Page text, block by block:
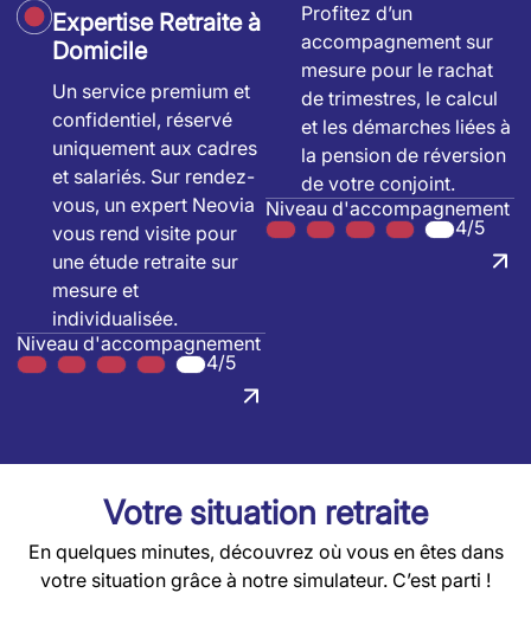
Expertise Retraite à
Domicile
Un service premium et
confidentiel, réservé
uniquement aux cadres
et salariés. Sur rendez-
vous, un expert Neovia
vous rend visite pour
une étude retraite sur
mesure et
individualisée.
Niveau d'accompagnement
4/5
Profitez d’un
accompagnement sur
mesure pour le rachat
de trimestres, le calcul
et les démarches liées à
la pension de réversion
de votre conjoint.
Niveau d'accompagnement
4/5
Votre situation retraite
En quelques minutes, découvrez où vous en êtes dans
votre situation grâce à notre simulateur. C’est parti !